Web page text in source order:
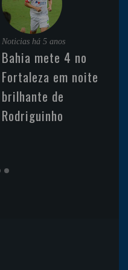
Noticias há 5 anos
Bahia mete 4 no
Fortaleza em noite
brilhante de
Rodriguinho